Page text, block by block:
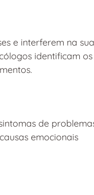
e interferem na sua
identificam os
de
emocionais